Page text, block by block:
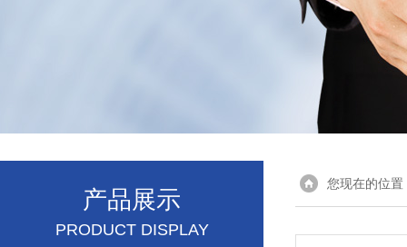
产品展示
PRODUCT DISPLAY
您现在的位置